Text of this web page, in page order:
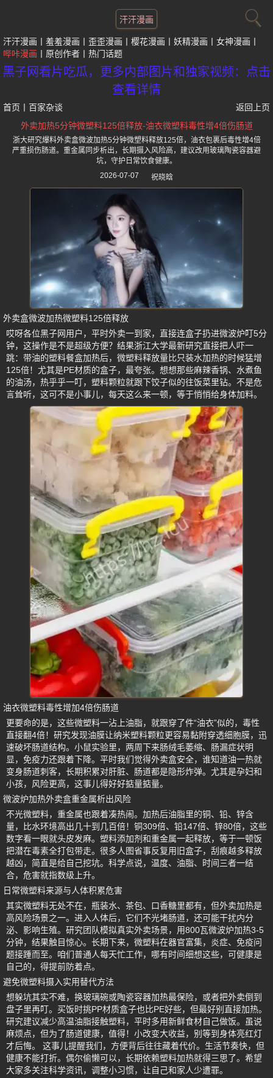
汗汗漫画
汗汗漫画 羞羞漫画 歪歪漫画 樱花漫画 妖精漫画
女神漫画
哔咔漫画
原创作者 热门话题
黑子网看片吃瓜，更多内部图片和独家视频：点击
查看详情
首页 百家杂谈
返回上页
外卖加热5分钟微塑料125倍释放-油衣微塑料毒性增4倍伤肠道
浙大研究爆料外卖盒微波加热5分钟微塑料释放125倍，油衣包裹后毒性增4倍
严重损伤肠道。重金属同步析出，长期摄入风险高，建议改用玻璃陶瓷容器避
坑，守护日常饮食健康。
2026-07-07
祝晓晗
外卖盒微波加热微塑料125倍释放
哎呀各位黑子网用户，平时外卖一到家，直接连盒子扔进微波炉叮5分
钟，这操作是不是超级方便？结果浙江大学最新研究直接把人吓一
跳：带油的塑料餐盒加热后，微塑料释放量比只装水加热的时候猛增
125倍！尤其是PE材质的盒子，最夸张。想想那些麻辣香锅、水煮鱼
的油汤，热乎乎一叮，塑料颗粒就跟下饺子似的往饭菜里钻。不是危
言耸听，这可不是小事儿，每天这么来一顿，等于悄悄给身体加料。
油衣微塑料毒性增加4倍伤肠道
更要命的是，这些微塑料一沾上油脂，就跟穿了件“油衣”似的，毒性
直接翻4倍！研究发现油膜让纳米塑料颗粒更容易黏附穿透细胞膜，迅
速破坏肠道结构。小鼠实验里，两周下来肠绒毛萎缩、肠漏症状明
显，免疫力还跟着下降。平时我们觉得外卖盒安全，谁知道油一热就
变身肠道刺客，长期积累对肝脏、肠道都是隐形炸弹。尤其是孕妇和
小孩，风险更高，这事儿得好好掂量掂量。
微波炉加热外卖盒重金属析出风险
不光微塑料，重金属也跟着凑热闹。加热后油脂里的铜、铅、锌含
量，比水环境高出几十到几百倍！铜309倍、铅147倍、锌80倍，这些
数字看一眼就头皮发麻。塑料添加剂和重金属一起释放，等于一顿饭
把潜在毒素全打包带走。很多人图省事反复用旧盒子，刮痕越多释放
越凶，简直是给自己挖坑。科学点说，温度、油脂、时间三者一结
合，危害就指数级上升。
日常微塑料来源与人体积累危害
其实微塑料无处不在，瓶装水、茶包、口香糖里都有，但外卖加热是
高风险场景之一。进入人体后，它们不光堵肠道，还可能干扰内分
泌、影响生殖。研究团队模拟真实外卖场景，用800瓦微波炉加热3-5
分钟，结果触目惊心。长期下来，微塑料在器官富集，炎症、免疫问
题接踵而至。咱们普通人每天忙工作，哪有时间细想这些，可健康是
自己的，得提前防着点。
避免微塑料摄入实用替代方法
想躲坑其实不难，换玻璃碗或陶瓷容器加热最保险，或者把外卖倒到
盘子里再叮。买饭时挑PP材质盒子也比PE好些，但最好别直接加热。
研究建议减少高温油脂接触塑料，平时多用新鲜食材自己做饭。虽说
麻烦点，但为了肠道健康，值得！小改变大收益，别等到身体亮红灯
才后悔。 这事儿提醒我们，方便背后往往藏着代价。生活节奏快，但
健康不能打折。偶尔偷懒可以，长期依赖塑料加热就得三思了。希望
大家多关注科学资讯，调整小习惯，让自己和家人少遭罪。